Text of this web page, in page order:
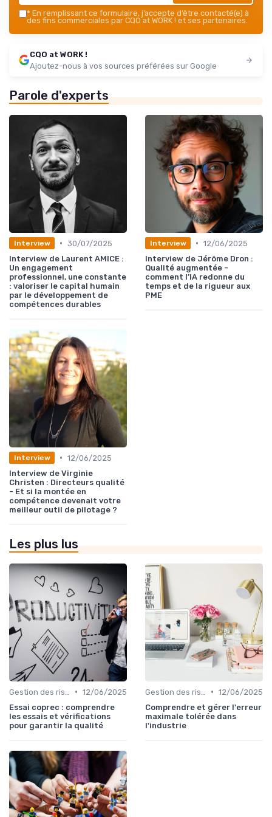
* En remplissant ce formulaire, j’accepte d’être contacté(e) à
des fins commerciales par CQO at WORK ! et ses partenaires.
CQO at WORK !
Ajoutez-nous à vos sources préférées sur Google
Parole d'experts
Interview • 30/07/2025
Interview de Laurent AMICE :
Un engagement
professionnel, une constante
: valoriser le capital humain
par le développement de
compétences durables
Interview • 12/06/2025
Interview de Jérôme Dron :
Qualité augmentée -
comment l’IA redonne du
temps et de la rigueur aux
PME
Interview • 12/06/2025
Interview de Virginie
Christen : Directeurs qualité
- Et si la montée en
compétence devenait votre
meilleur outil de pilotage ?
Les plus lus
• 12/06/2025
Essai coprec : comprendre
les essais et vérifications
pour garantir la qualité
• 12/06/2025
Comprendre et gérer l'erreur
maximale tolérée dans
l'industrie